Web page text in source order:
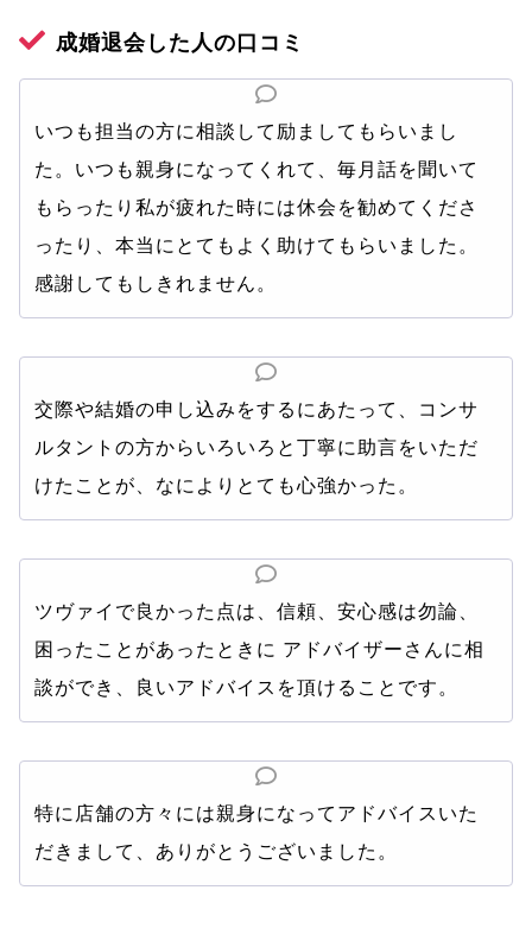
成婚退会した人の口コミ
いつも担当の方に相談して励ましてもらいまし
た。いつも親身になってくれて、毎月話を聞いて
もらったり私が疲れた時には休会を勧めてくださ
ったり、本当にとてもよく助けてもらいました。
感謝してもしきれません。
交際や結婚の申し込みをするにあたって、コンサ
ルタントの方からいろいろと丁寧に助言をいただ
けたことが、なによりとても心強かった。
ツヴァイで良かった点は、信頼、安心感は勿論、
困ったことがあったときに アドバイザーさんに相
談ができ、良いアドバイスを頂けることです。
特に店舗の方々には親身になってアドバイスいた
だきまして、ありがとうございました。